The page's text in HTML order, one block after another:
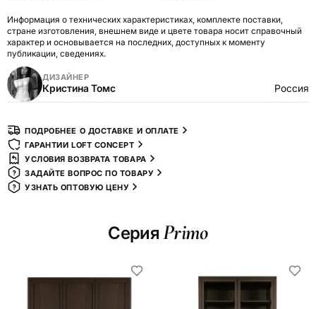
Информация о технических характеристиках, комплекте поставки,
стране изготовления, внешнем виде и цвете товара носит справочный
характер и основывается на последних, доступных к моменту
публикации, сведениях.
ДИЗАЙНЕР
Кристина Томс Россия
ПОДРОБНЕЕ О ДОСТАВКЕ И ОПЛАТЕ
ГАРАНТИИ LOFT CONCEPT
УСЛОВИЯ ВОЗВРАТА ТОВАРА
ЗАДАЙТЕ ВОПРОС ПО ТОВАРУ
УЗНАТЬ ОПТОВУЮ ЦЕНУ
СерияPrimo